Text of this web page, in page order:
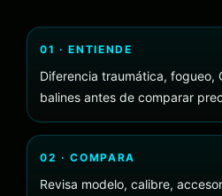
01 · ENTIENDE
Diferencia traumática, fogueo,
balines antes de comparar
02 · COMPARA
Revisa modelo, calibre,